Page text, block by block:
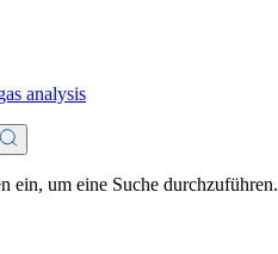
analysis
ein, um eine Suche durchzuführen.